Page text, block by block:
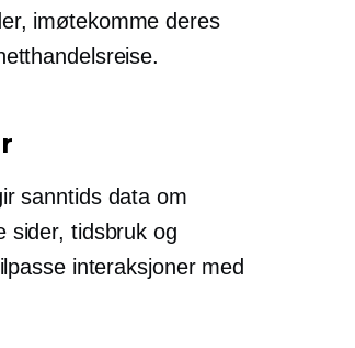
imøtekomme deres
sanntidsdata om
sider, tidsbruk og
interaksjoner med